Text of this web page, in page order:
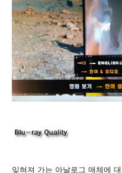
잊혀져 가는 아날로그 매체에